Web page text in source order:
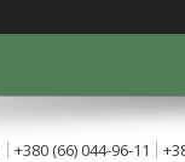
+380 (66) 044-96-11